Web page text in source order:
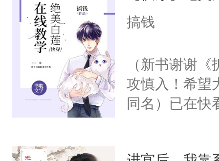
用力——为你
搞钱
（新书谢谢
攻慎入！希望
同名）已在快